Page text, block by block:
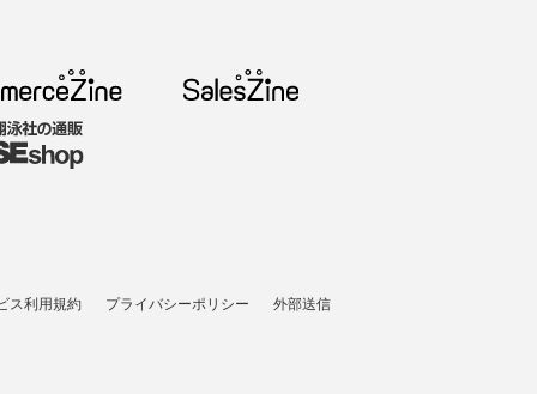
ス利用規約 プライバシーポリシー 外部送信